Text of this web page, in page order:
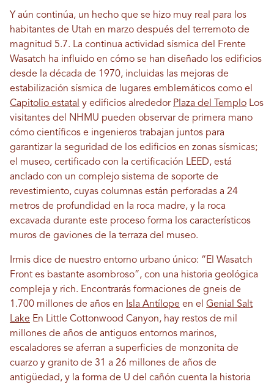
Y aún continúa, un hecho que se hizo muy real para los
habitantes de Utah en marzo después del terremoto de
magnitud 5.7. La continua actividad sísmica del Frente
Wasatch ha influido en cómo se han diseñado los edificios
desde la década de 1970, incluidas las mejoras de
estabilización sísmica de lugares emblemáticos como el
Capitolio estatal y edificios alrededor Plaza del Templo Los
visitantes del NHMU pueden observar de primera mano
cómo científicos e ingenieros trabajan juntos para
garantizar la seguridad de los edificios en zonas sísmicas;
el museo, certificado con la certificación LEED, está
anclado con un complejo sistema de soporte de
revestimiento, cuyas columnas están perforadas a 24
metros de profundidad en la roca madre, y la roca
excavada durante este proceso forma los característicos
muros de gaviones de la terraza del museo.
Irmis dice de nuestro entorno urbano único: “El Wasatch
Front es bastante asombroso”, con una historia geológica
compleja y rich. Encontrarás formaciones de gneis de
1.700 millones de años en Isla Antílope en el Genial Salt
Lake En Little Cottonwood Canyon, hay restos de mil
millones de años de antiguos entornos marinos,
escaladores se aferran a superficies de monzonita de
cuarzo y granito de 31 a 26 millones de años de
antigüedad, y la forma de U del cañón cuenta la historia